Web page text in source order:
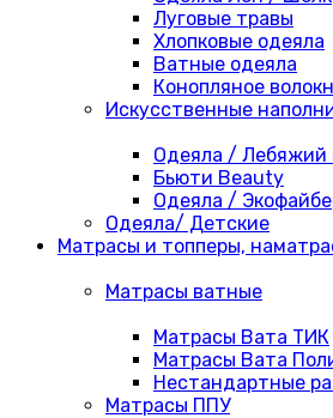
Луговые травы
Хлопковые одеяла
Ватные одеяла
Конопляное
Искусственные
Одеяла / Лебяжий
Бьюти Beauty
Одеяла /
Одеяла/ Детские
Матрасы и топперы,
Матрасы ватные
Матрасы Вата ТИК
Матрасы Вата
Нестандартные
Матрасы ППУ